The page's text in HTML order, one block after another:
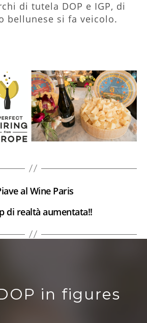
di tutela DOP e IGP, di
bellunese si fa veicolo.
al Wine Paris
di realtà aumentata!!
in figures